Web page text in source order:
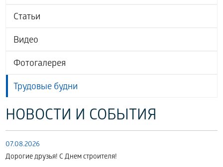
Статьи
Видео
Фотогалерея
Трудовые будни
НОВОСТИ И СОБЫТИЯ
07.08.2026
Дорогие друзья! С Днем строителя!